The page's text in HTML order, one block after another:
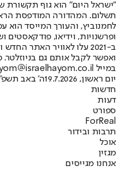
"ישראל היום" הוא גוף תקשורת
ופרשנויות, וידיאו, פודקאסטים
ב-2021 עלו לאוויר
ואפשר לקבל אותם גם
במייל hayom@israelhayom.co.il.
יום ראשון, 19.7.2026
ה' באב
חדשות
דעות
ספורט
ForReal
תרבות ובידור
אוכל
מגזין
אנחנו מגייסים